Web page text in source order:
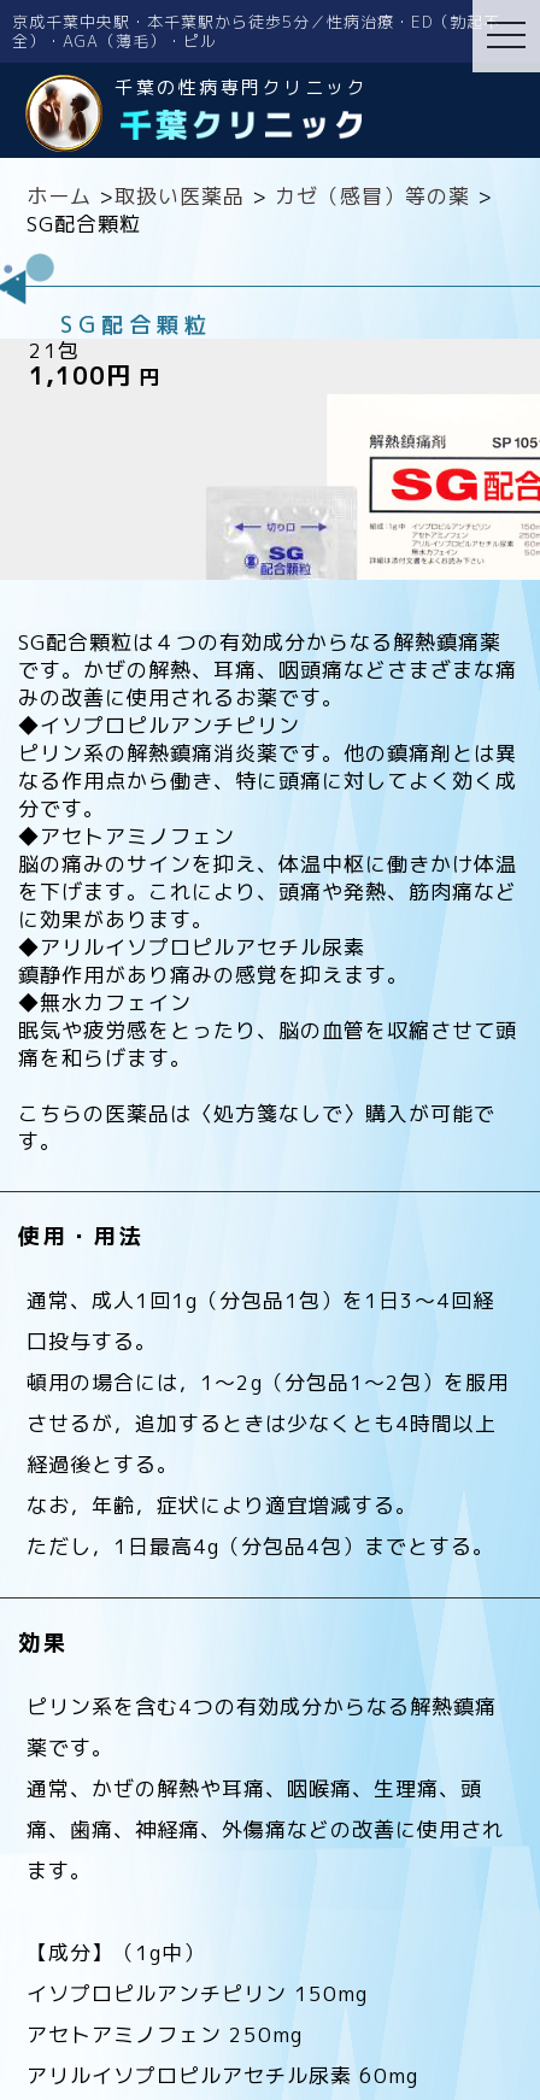
京成千葉中央駅・本千葉駅から徒歩5分／性病治療・ED（勃起不
全）・AGA（薄毛）・ピル
千葉の性病専門クリニック
ホーム >取扱い医薬品 > カゼ（感冒）等の薬 >
SG配合顆粒
SG配合顆粒
21包
1,100円 円
SG配合顆粒は４つの有効成分からなる解熱鎮痛薬
です。かぜの解熱、耳痛、咽頭痛などさまざまな痛
みの改善に使用されるお薬です。
◆イソプロピルアンチピリン
ピリン系の解熱鎮痛消炎薬です。他の鎮痛剤とは異
なる作用点から働き、特に頭痛に対してよく効く成
分です。
◆アセトアミノフェン
脳の痛みのサインを抑え、体温中枢に働きかけ体温
を下げます。これにより、頭痛や発熱、筋肉痛など
に効果があります。
◆アリルイソプロピルアセチル尿素
鎮静作用があり痛みの感覚を抑えます。
◆無水カフェイン
眠気や疲労感をとったり、脳の血管を収縮させて頭
痛を和らげます。
こちらの医薬品は〈処方箋なしで〉購入が可能で
す。
使用・用法
通常、成人1回1g（分包品1包）を1日3〜4回経
口投与する。
頓用の場合には，1〜2g（分包品1〜2包）を服用
させるが，追加するときは少なくとも4時間以上
経過後とする。
なお，年齢，症状により適宜増減する。
ただし，1日最高4g（分包品4包）までとする。
効果
ピリン系を含む4つの有効成分からなる解熱鎮痛
薬です。
通常、かぜの解熱や耳痛、咽喉痛、生理痛、頭
痛、歯痛、神経痛、外傷痛などの改善に使用され
ます。
【成分】（1g中）
イソプロピルアンチピリン 150mg
アセトアミノフェン 250mg
アリルイソプロピルアセチル尿素 60mg